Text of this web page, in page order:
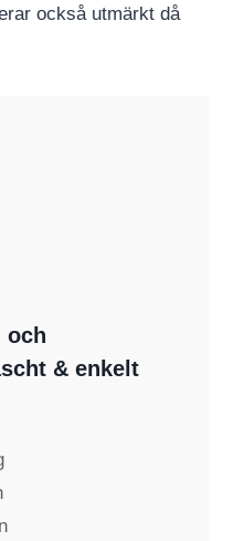
också utmärkt då
och
& enkelt